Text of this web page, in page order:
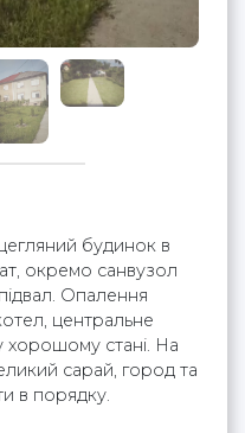
будинок в
окремо санвузол
Опалення
центральне
хорошому стані. На
сарай, город та
в порядку.